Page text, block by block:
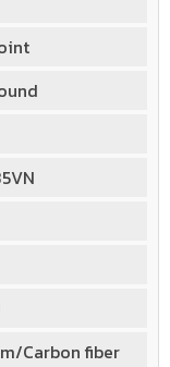
Carbon fiber